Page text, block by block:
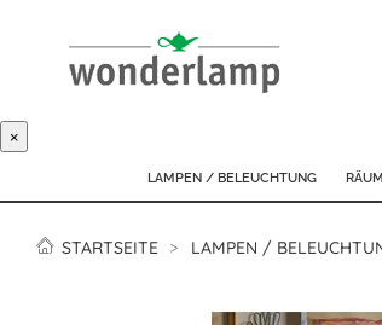
×
LAMPEN / BELEUCHTUNG
STARTSEITE LAMPEN /